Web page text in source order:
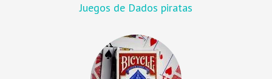
Juegos de Dados piratas